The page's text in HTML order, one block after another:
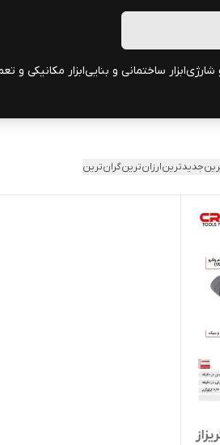
شارژیابزار ساختمانی و بناییابزار مکانیکی و
جدیدترینارزان‌ترینگران‌ترین